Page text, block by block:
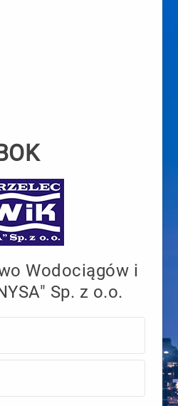
Wodociągów i
Sp. z o.o.